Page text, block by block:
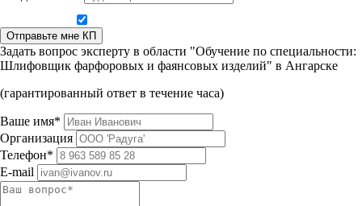
Отправьте мне КП
Задать вопрос эксперту в области "Обучение по специальности:
Шлифовщик фарфоровых и фаянсовых изделий" в Ангарске
(гарантированный ответ в течение часа)
Ваше имя*
Организация
Телефон*
E-mail